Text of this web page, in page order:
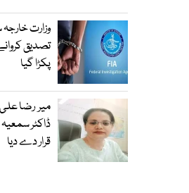
وزارت
تصدیق
پکڑا گیا
میر رضا
ڈاکٹر
قرار دے دیا